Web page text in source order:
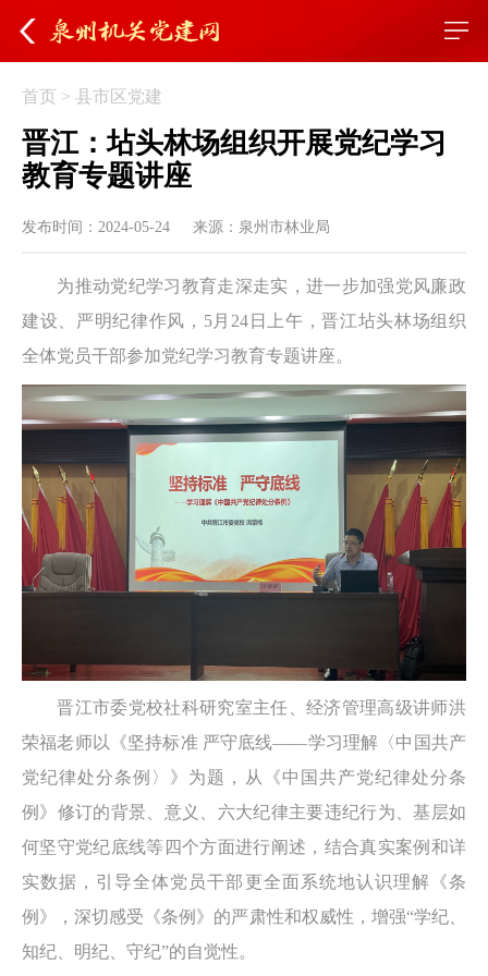
首页 >县市区党建
晋江：坫头林场组织开展党纪学习
教育专题讲座
发布时间：2024-05-24 来源：泉州市林业局
为推动党纪学习教育走深走实，进一步加强党风廉政
建设、严明纪律作风，5月24日上午，晋江坫头林场组织
全体党员干部参加党纪学习教育专题讲座。
晋江市委党校社科研究室主任、经济管理高级讲师洪
荣福老师以《坚持标准 严守底线——学习理解〈中国共产
党纪律处分条例〉》为题，从《中国共产党纪律处分条
例》修订的背景、意义、六大纪律主要违纪行为、基层如
何坚守党纪底线等四个方面进行阐述，结合真实案例和详
实数据，引导全体党员干部更全面系统地认识理解《条
例》，深切感受《条例》的严肃性和权威性，增强“学纪、
知纪、明纪、守纪”的自觉性。